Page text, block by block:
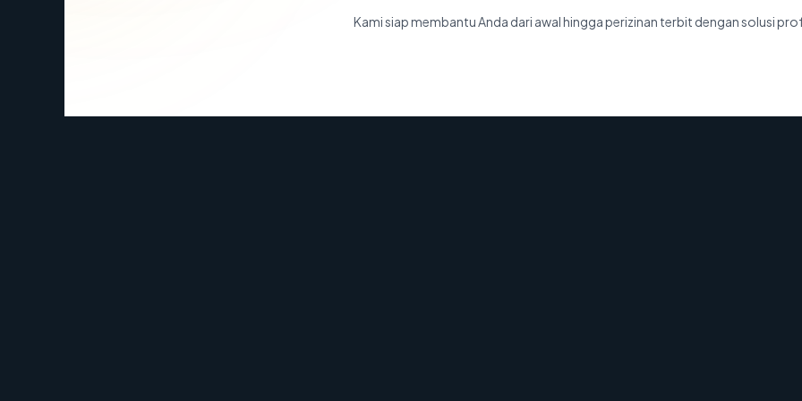
Kami siap membantu Anda dari awal hingga perizinan terbit dengan solusi